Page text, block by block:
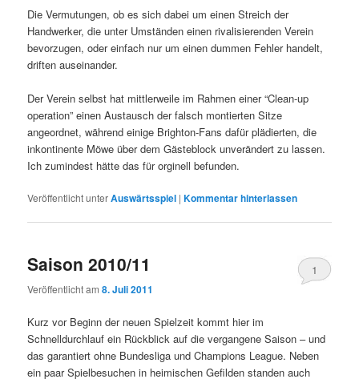
Die Vermutungen, ob es sich dabei um einen Streich der
Handwerker, die unter Umständen einen rivalisierenden Verein
bevorzugen, oder einfach nur um einen dummen Fehler handelt,
driften auseinander.
Der Verein selbst hat mittlerweile im Rahmen einer “Clean-up
operation” einen Austausch der falsch montierten Sitze
angeordnet, während einige Brighton-Fans dafür plädierten, die
inkontinente Möwe über dem Gästeblock unverändert zu lassen.
Ich zumindest hätte das für orginell befunden.
Veröffentlicht unterAuswärtsspiel | Kommentar hinterlassen
Saison 2010/11
Veröffentlicht am 8. Juli 2011
1
Kurz vor Beginn der neuen Spielzeit kommt hier im
Schnelldurchlauf ein Rückblick auf die vergangene Saison – und
das garantiert ohne Bundesliga und Champions League. Neben
ein paar Spielbesuchen in heimischen Gefilden standen auch